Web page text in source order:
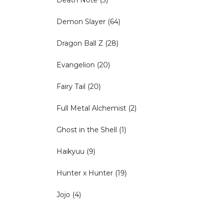
Demon Slayer (64)
Dragon Ball Z (28)
Evangelion (20)
Fairy Tail (20)
Full Metal Alchemist (2)
Ghost in the Shell (1)
Haikyuu (9)
Hunter x Hunter (19)
Jojo (4)